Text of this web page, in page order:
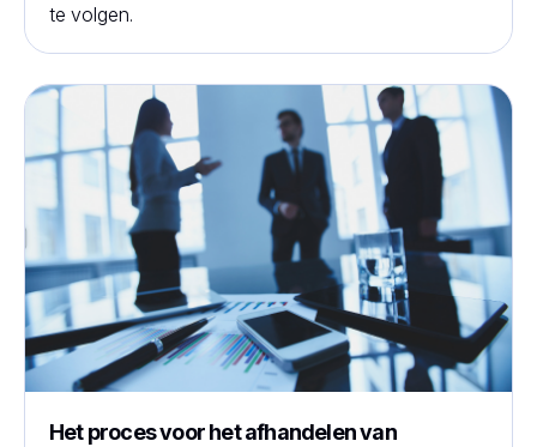
te volgen.
Het proces voor het afhandelen van